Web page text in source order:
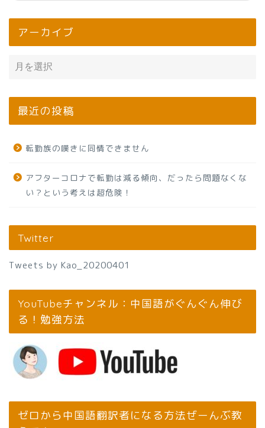
アーカイブ
最近の投稿
転勤族の嘆きに同情できません
アフターコロナで転勤は減る傾向、だったら問題なくな
い？という考えは超危険！
Twitter
Tweets by Kao_20200401
YouTubeチャンネル：中国語がぐんぐん伸び
る！勉強方法
ゼロから中国語翻訳者になる方法ぜーんぶ教